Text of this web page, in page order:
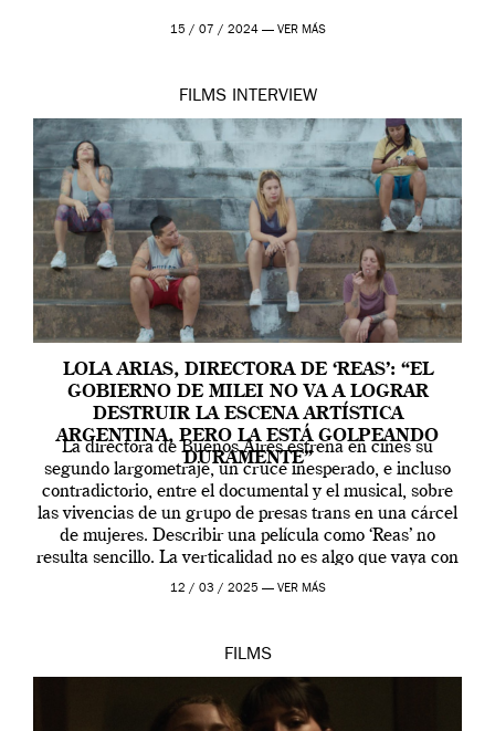
15 / 07 / 2024 — VER MÁS
FILMS INTERVIEW
LOLA ARIAS, DIRECTORA DE ‘REAS’: “EL
GOBIERNO DE MILEI NO VA A LOGRAR
DESTRUIR LA ESCENA ARTÍSTICA
ARGENTINA, PERO LA ESTÁ GOLPEANDO
DURAMENTE”
La directora de Buenos Aires estrena en cines su
segundo largometraje, un cruce inesperado, e incluso
contradictorio, entre el documental y el musical, sobre
las vivencias de un grupo de presas trans en una cárcel
de mujeres. Describir una película como ‘Reas’ no
resulta sencillo. La verticalidad no es algo que vaya con
la artista, […]
12 / 03 / 2025 — VER MÁS
FILMS